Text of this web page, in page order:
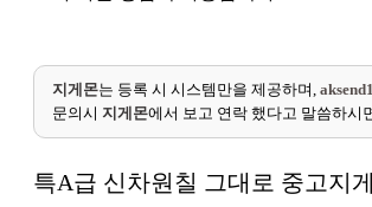
지게몬는 등록 시 시스템만을 제공하며,
문의시 지게몬에서 보고 연락 했다고 말씀하시
특A급 신차원칠 그대로 중고지